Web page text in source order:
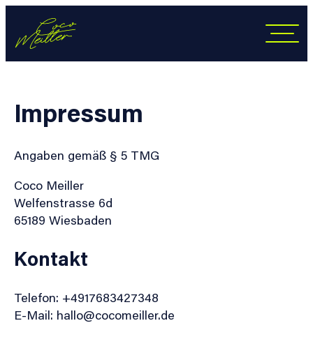
Hauptinhalt
springen
Impressum
Angaben gemäß § 5 TMG
Coco Meiller
Welfenstrasse 6d
65189 Wiesbaden
Kontakt
Telefon: +4917683427348
E-Mail: hallo@cocomeiller.de